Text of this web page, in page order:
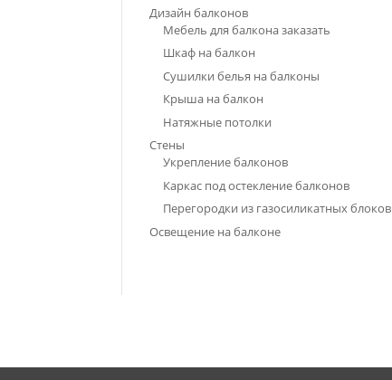
Дизайн балконов
Мебель для балкона заказать
Шкаф на балкон
Сушилки белья на балконы
Крыша на балкон
Натяжные потолки
Стены
Укрепление балконов
Каркас под остекление балконов
Перегородки из газосиликатных блоков
Освещение на балконе